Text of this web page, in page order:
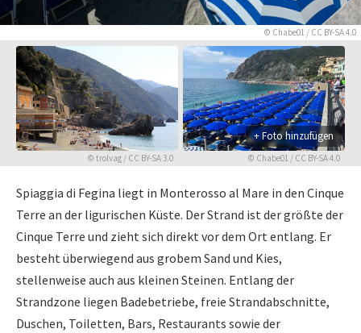
© Chabe01 / CC BY-SA 4.0
© trolvag / CC BY-SA 3.0 © Chabe01 / CC BY-SA 4.0
+ Foto hinzufügen
Spiaggia di Fegina liegt in Monterosso al Mare in den Cinque
Terre an der ligurischen Küste. Der Strand ist der größte der
Cinque Terre und zieht sich direkt vor dem Ort entlang. Er
besteht überwiegend aus grobem Sand und Kies,
stellenweise auch aus kleinen Steinen. Entlang der
Strandzone liegen Badebetriebe, freie Strandabschnitte,
Duschen, Toiletten, Bars, Restaurants sowie der